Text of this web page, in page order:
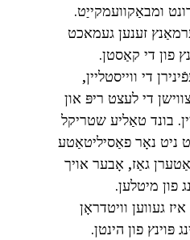
ומבאַקוועמקייַט.
זענען געמאכט
פון די קאַסטן.
די ווייסטליין,
די לעצט ריפּ און
בונד טאַליע שטריקל
ניט נאָר פאַסיליטאַטע
גאַז, אָבער אויך
פון מיטלען.
געווען וויטדראָן
פון הינטן.